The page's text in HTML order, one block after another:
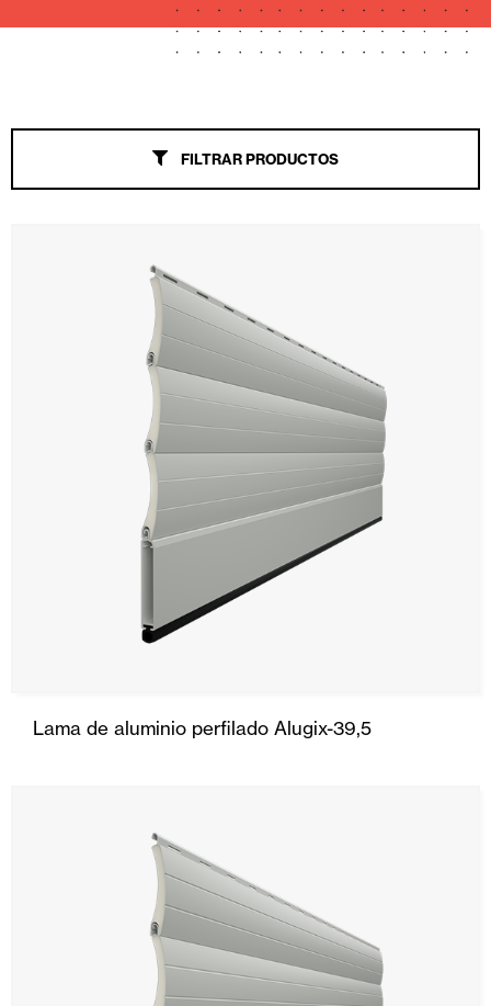
Motores, automatismos y Smart Home
Revestimientos de techo y pared
FILTRAR PRODUCTOS
Lama de aluminio perfilado Alugix-39,5